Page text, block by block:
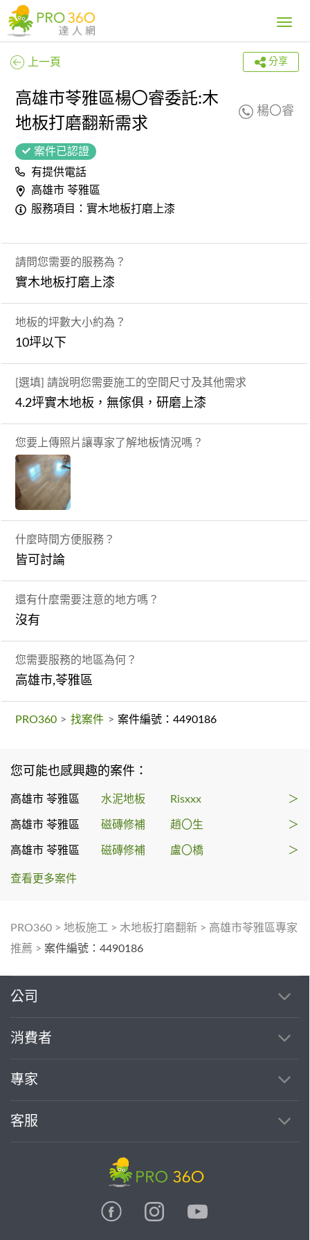
Toggle
上一頁 分享
高雄市苓雅區楊〇睿委託:木
地板打磨翻新需求
楊〇睿
案件已認證
有提供電話
高雄市 苓雅區
服務項目：實木地板打磨上漆
請問您需要的服務為？
實木地板打磨上漆
地板的坪數大小約為？
10坪以下
[選填] 請說明您需要施工的空間尺寸及其他需求
4.2坪實木地板，無傢俱，研磨上漆
您要上傳照片讓專家了解地板情況嗎？
什麼時間方便服務？
皆可討論
還有什麼需要注意的地方嗎？
沒有
您需要服務的地區為何？
高雄市,苓雅區
PRO360 > 找案件 > 案件編號：4490186
您可能也感興趣的案件：
高雄市 苓雅區 水泥地板 Risxxx ＞
高雄市 苓雅區 磁磚修補 趙〇生 ＞
高雄市 苓雅區 磁磚修補 盧〇橋 ＞
查看更多案件
PRO360 > 地板施工 > 木地板打磨翻新 > 高雄市苓雅區專家
推薦 > 案件編號：4490186
公司
消費者
專家
客服